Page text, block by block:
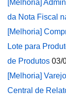
[Melhoria]
da Nota Fiscal
[Melhoria]
Lote para
de Produtos 03/
[Melhoria]
Central de